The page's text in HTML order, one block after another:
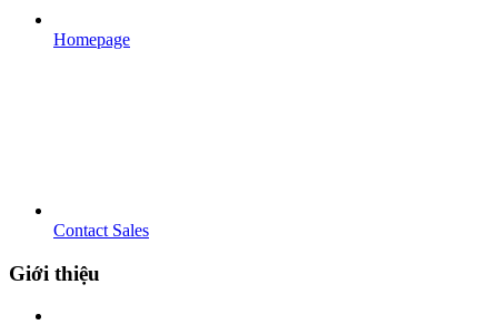
Homepage
Contact Sales
Giới thiệu